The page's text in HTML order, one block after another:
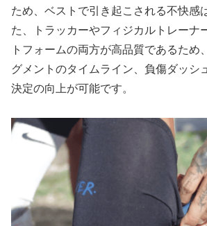
ため、ベストで引き起こされる不快感
た、トラッカーやフィジカルトレーナ
トフォームの両方が高品質であるため
グメントのタイムライン、負傷ダッシ
決定の向上が可能です。